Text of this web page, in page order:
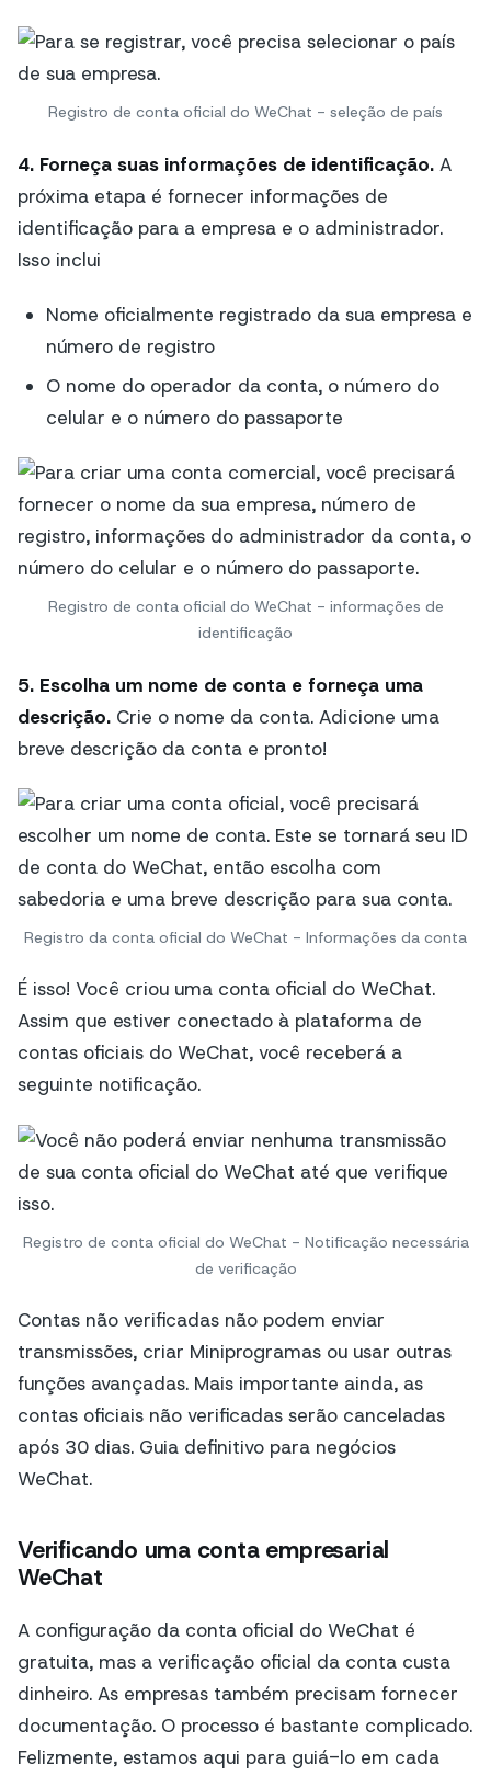
Registro de conta oficial do WeChat - seleção de país
4. Forneça suas informações de identificação. A
próxima etapa é fornecer informações de
identificação para a empresa e o administrador.
Isso inclui
Nome oficialmente registrado da sua empresa e
número de registro
O nome do operador da conta, o número do
celular e o número do passaporte
Registro de conta oficial do WeChat - informações de
identificação
5. Escolha um nome de conta e forneça uma
descrição. Crie o nome da conta. Adicione uma
breve descrição da conta e pronto!
Registro da conta oficial do WeChat - Informações da conta
É isso! Você criou uma conta oficial do WeChat.
Assim que estiver conectado à plataforma de
contas oficiais do WeChat, você receberá a
seguinte notificação.
Registro de conta oficial do WeChat - Notificação necessária
de verificação
Contas não verificadas não podem enviar
transmissões, criar Miniprogramas ou usar outras
funções avançadas. Mais importante ainda, as
contas oficiais não verificadas serão canceladas
após 30 dias. Guia definitivo para negócios
WeChat.
Verificando uma conta empresarial
WeChat
A configuração da conta oficial do WeChat é
gratuita, mas a verificação oficial da conta custa
dinheiro. As empresas também precisam fornecer
documentação. O processo é bastante complicado.
Felizmente, estamos aqui para guiá-lo em cada